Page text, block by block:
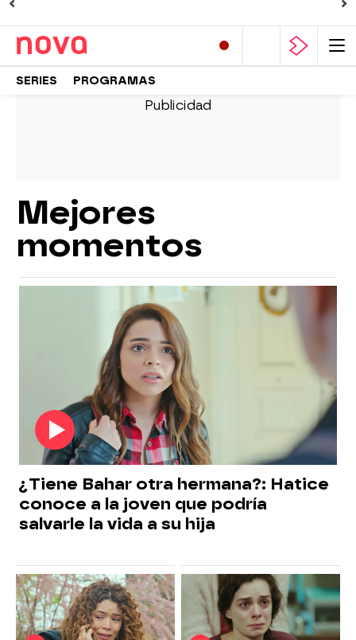
SERIES PROGRAMAS
Mejores
momentos
¿Tiene Bahar otra hermana?: Hatice
conoce a la joven que podría
salvarle la vida a su hija